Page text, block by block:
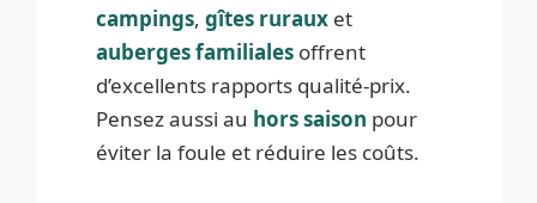
campings, gîtes ruraux et
auberges familiales offrent
d’excellents rapports qualité-prix.
Pensez aussi au hors saison pour
éviter la foule et réduire les coûts.